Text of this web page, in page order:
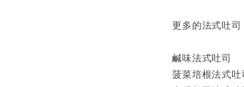
更多的法式吐司
鹹味法式吐司
菠菜培根法式吐